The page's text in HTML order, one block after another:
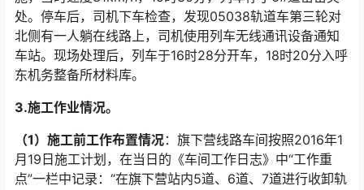
处。停车后，司机下车检查，发现05038轨道车第三轮对
北侧有一人躺在线路上，司机使用列车无线通讯设备通知
车站。现场处理后，列车于16时28分开车，18时20分入呼
东机务整备所材料库。󠅅󠅃󠄵󠅂󠄪󠇖󠆨󠆨󠇕󠆞󠆒󠅬󠇘󠆭󠆘󠇙󠆝󠅵󠇗󠆭󠆁󠄐󠇗󠅹󠅸󠇖󠆍󠅳󠇖󠅹󠅰󠇖󠆌󠅹
3.施工作业情况。
（1）施工前工作布置情况：旗下营线路车间按照2016年1
月19日施工计划，在当日的《车间工作日志》中“工作重
点”一栏中记录：“在旗下营站内5道、6道、7道进行收卸轨